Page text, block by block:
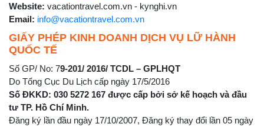
Website: vacationtravel.com.vn - kynghi.vn
Email: info@vacationtravel.com.vn
GIẤY PHÉP KINH DOANH DỊCH VỤ LỮ HÀNH
QUỐC TẾ
Số GP/ No: 79-201/ 2016/ TCDL – GPLHQT
Do Tổng Cục Du Lịch cấp ngày 17/5/2016
Số ĐKKD: 030 5272 167 được cấp bởi sở kế hoạch và đầu
tư TP. Hồ Chí Minh.
Đăng ký lần đầu ngày 17/10/2007, Đăng ký thay đổi lần 05 ngày